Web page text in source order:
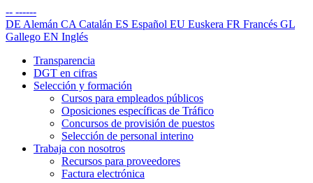
-- ------
DE Alemán CA Catalán ES Español EU Euskera FR Francés GL
Gallego EN Inglés
Transparencia
DGT en cifras
Selección y formación
Cursos para empleados públicos
Oposiciones específicas de Tráfico
Concursos de provisión de puestos
Selección de personal interino
Trabaja con nosotros
Recursos para proveedores
Factura electrónica